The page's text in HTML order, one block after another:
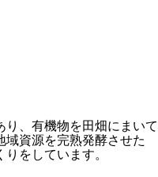
、有機物を田畑にまいて
域資源を完熟発酵させた
をしています。